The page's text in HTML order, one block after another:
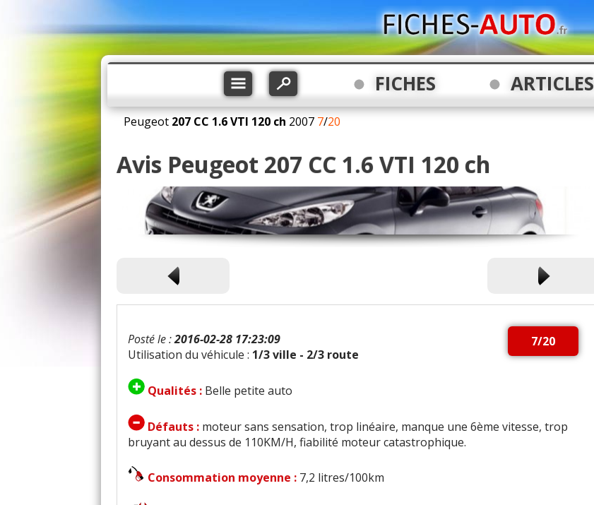
FICHES ARTICLES
Peugeot 207 CC 1.6 VTI 120 ch 2007 7/20
Avis Peugeot 207 CC 1.6 VTI 120 ch
7/20
Posté le :2016-02-28 17:23:09
Utilisation du véhicule : 1/3 ville - 2/3 route
Qualités : Belle petite auto
Défauts : moteur sans sensation, trop linéaire, manque une 6ème vitesse, trop
bruyant au dessus de 110KM/H, fiabilité moteur catastrophique.
Consommation moyenne : 7,2 litres/100km